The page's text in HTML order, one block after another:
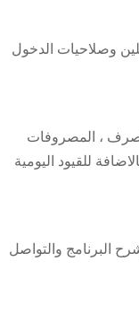
وصلاحيات الدخول
، المصروفات
للقيود اليومية
البرنامج والتواصل